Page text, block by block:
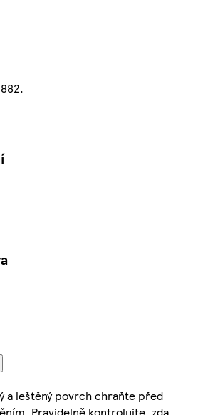
a leštěný povrch chraňte před
Pravidelně kontrolujte, zda